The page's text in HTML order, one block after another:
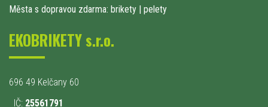
Města s dopravou zdarma: brikety | pelety
EKOBRIKETY s.r.o.
696 49 Kelčany 60
IČ: 25561791